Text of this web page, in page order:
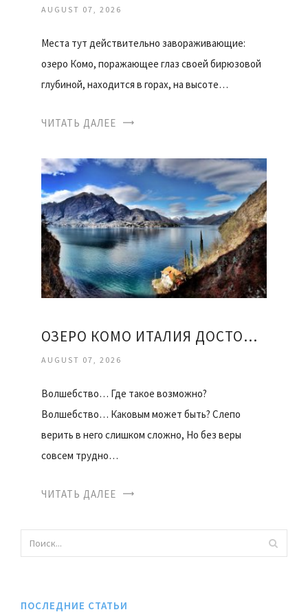
AUGUST 07, 2026
Места тут действительно завораживающие:
озеро Комо, поражающее глаз своей бирюзовой
глубиной, находится в горах, на высоте…
ЧИТАТЬ ДАЛЕЕ
ОЗЕРО КОМО ИТАЛИЯ ДОСТОПРИМЕЧАТЕЛЬНОСТИ
AUGUST 07, 2026
Волшебство… Где такое возможно?
Волшебство… Каковым может быть? Слепо
верить в него слишком сложно, Но без веры
совсем трудно…
ЧИТАТЬ ДАЛЕЕ
ПОСЛЕДНИЕ СТАТЬИ